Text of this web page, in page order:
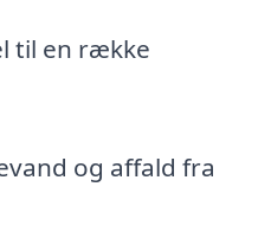
til en række
og affald fra